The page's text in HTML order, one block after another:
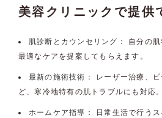
美容クリニックで提供
肌診断とカウンセリング：
自分の肌
最適なケアを提案してもらえます。
最新の施術技術：
レーザー治療、
ど、寒冷地特有の肌トラブルにも対応。
ホームケア指導：
日常生活で行う